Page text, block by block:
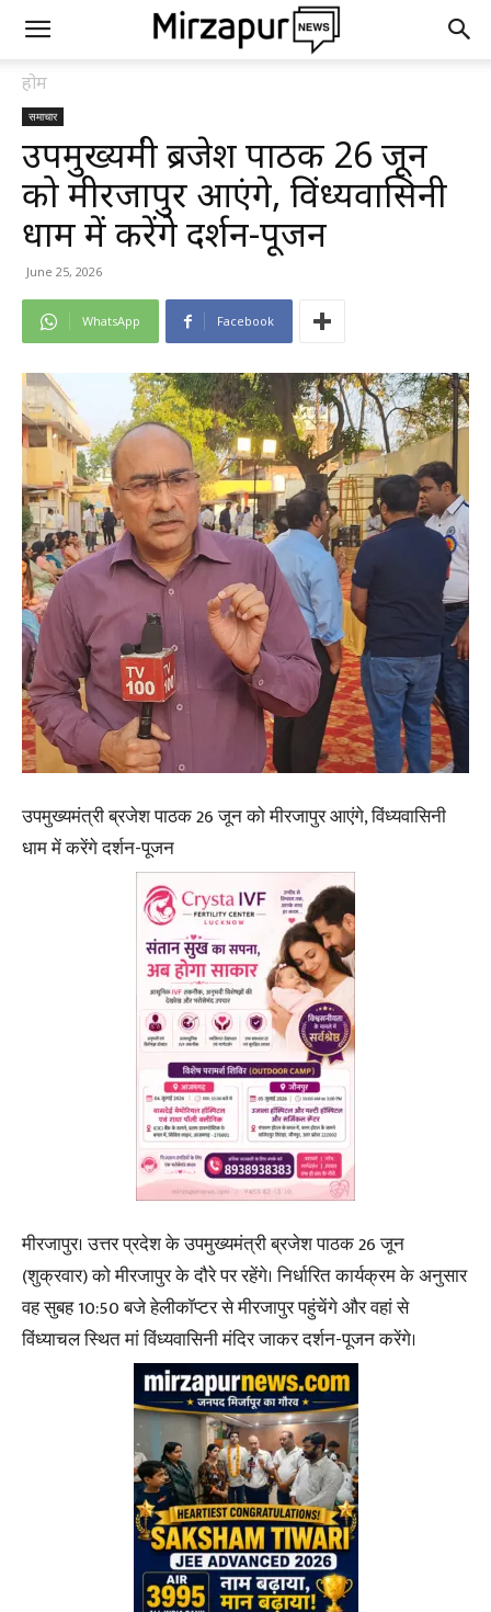
होम
समाचार
उपमुख्यमंत्री ब्रजेश पाठक 26 जून
को मीरजापुर आएंगे, विंध्यवासिनी
धाम में करेंगे दर्शन-पूजन
June 25, 2026
WhatsApp Facebook
उपमुख्यमंत्री ब्रजेश पाठक 26 जून को मीरजापुर आएंगे, विंध्यवासिनी
धाम में करेंगे दर्शन-पूजन
मीरजापुर। उत्तर प्रदेश के उपमुख्यमंत्री ब्रजेश पाठक 26 जून
(शुक्रवार) को मीरजापुर के दौरे पर रहेंगे। निर्धारित कार्यक्रम के अनुसार
वह सुबह 10:50 बजे हेलीकॉप्टर से मीरजापुर पहुंचेंगे और वहां से
विंध्याचल स्थित मां विंध्यवासिनी मंदिर जाकर दर्शन-पूजन करेंगे।